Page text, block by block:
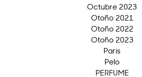
Octubre 2023
Otoño 2021
Otoño 2022
Otoño 2023
Paris
Pelo
PERFUME